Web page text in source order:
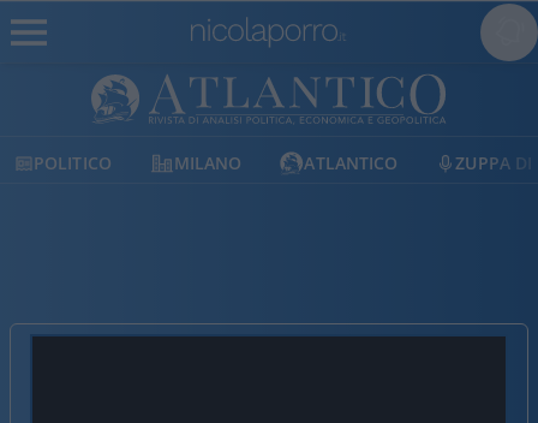
POLITICO MILANO ATLANTICO ZUPPA DI